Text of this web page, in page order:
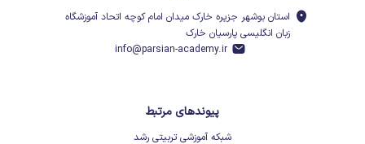
استان بوشهر جزیره خارک میدان امام کوچه اتحاد آموزشگاه
زبان انگلیسی پارسیان خارک
info@parsian-academy.ir
پیوندهای مرتبط
شبکه آموزشی تربیتی رشد